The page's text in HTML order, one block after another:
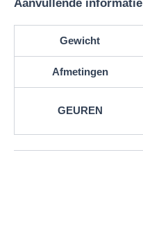
Aanvullende informatie
Gewicht
Afmetingen
GEUREN